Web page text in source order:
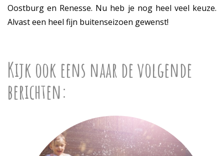
Oostburg en Renesse. Nu heb je nog heel veel keuze.
Alvast een heel fijn buitenseizoen gewenst!
Kijk ook eens naar de volgende
berichten: